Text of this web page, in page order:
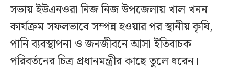
সভায় ইউএনওরা নিজ নিজ উপজেলায় খাল খনন
কার্যক্রম সফলভাবে সম্পন্ন হওয়ার পর স্থানীয় কৃষি,
পানি ব্যবস্থাপনা ও জনজীবনে আসা ইতিবাচক
পরিবর্তনের চিত্র প্রধানমন্ত্রীর কাছে তুলে ধরেন।